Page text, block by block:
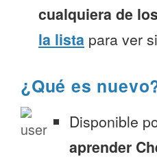
cualquiera de
la lista para ver
¿Qué es
Disponible
aprender